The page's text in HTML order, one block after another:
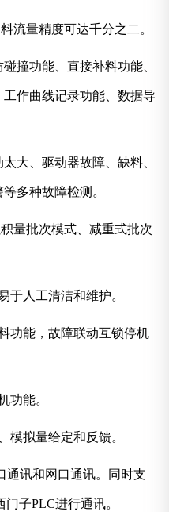
流量精度可达千分之二。
撞功能、直接补料功能、
作曲线记录功能、数据导
大、驱动器故障、缺料、
多种故障检测。
量批次模式、减重式批次
于人工清洁和维护。
功能，故障联动互锁停机
功能。
模拟量给定和反馈。
通讯和网口通讯。同时支
子PLC进行通讯。